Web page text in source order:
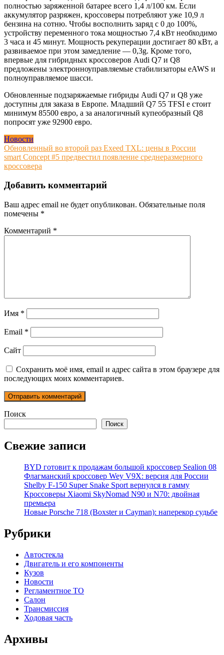
полностью заряженной батарее всего 1,4 л/100 км. Если
аккумулятор разряжен, кроссоверы потребляют уже 10,9 л
бензина на сотню. Чтобы восполнить заряд с 0 до 100%,
устройству переменного тока мощностью 7,4 кВт необходимо
3 часа и 45 минут. Мощность рекуперации достигает 80 кВт, а
развиваемое при этом замедление — 0,3g. Кроме того,
впервые для гибридных кроссоверов Audi Q7 и Q8
предложены электронноуправляемые стабилизаторы eAWS и
полноуправляемое шасси.
Обновленные подзаряжаемые гибриды Audi Q7 и Q8 уже
доступны для заказа в Европе. Младший Q7 55 TFSI e стоит
минимум 85500 евро, а за аналогичный купеобразный Q8
попросят уже 92900 евро.
Новости
Навигация
по
Обновленный во второй раз Exeed TXL: цены в России
smart Concept #5 предвестил появление среднеразмерного
кроссовера
Добавить комментарий
Ваш адрес email не будет опубликован. Обязательные поля
помечены *
Комментарий *
Имя *
Email *
Сайт
Сохранить моё имя, email и адрес сайта в этом браузере для
последующих моих комментариев.
Поиск
Поиск
Свежие записи
BYD готовит к продажам большой кроссовер Sealion 08
Флагманский кроссовер Wey V9X: версия для России
Shelby F-150 Super Snake Sport вернулся в гамму
Кроссоверы Xiaomi SkyNomad N90 и N70: двойная
премьера
Новые Porsche 718 (Boxster и Cayman): наперекор судьбе
Рубрики
Автостекла
Двигатель и его компоненты
Кузов
Новости
Регламентное ТО
Салон
Трансмиссия
Ходовая часть
Архивы